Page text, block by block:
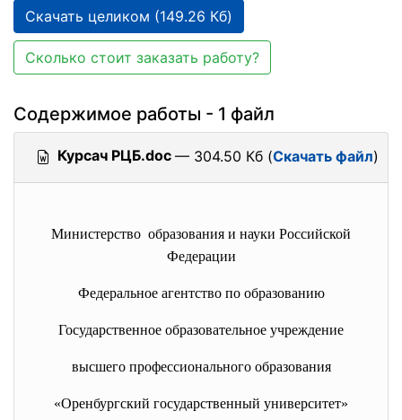
Скачать целиком (149.26 Кб)
Сколько стоит заказать работу?
Содержимое работы - 1 файл
Курсач РЦБ.doc — 304.50 Кб (Скачать файл)
Министерство образования и науки Российской
Федерации
Федеральное агентство по образованию
Государственное образовательное учреждение
высшего профессионального образования
«Оренбургский государственный университет»